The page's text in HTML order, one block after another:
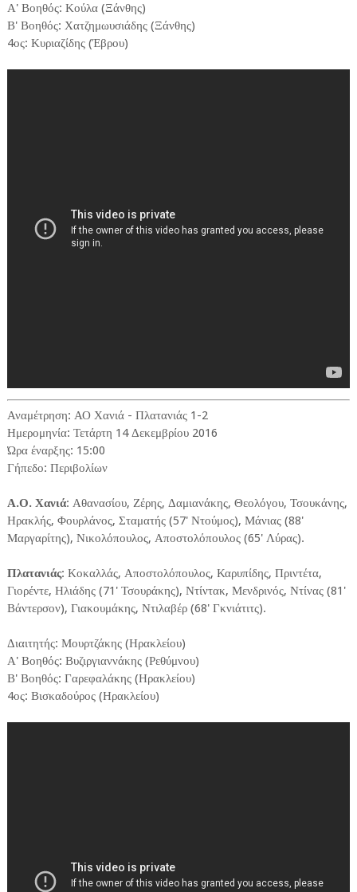
Α' Βοηθός: Κούλα (Ξάνθης)
Β' Βοηθός: Χατζημωυσιάδης (Ξάνθης)
4ος: Κυριαζίδης (Έβρου)
Αναμέτρηση: ΑΟ Χανιά - Πλατανιάς 1-2
Ημερομηνία: Τετάρτη 14 Δεκεμβρίου 2016
Ώρα έναρξης: 15:00
Γήπεδο: Περιβολίων
Α.Ο. Χανιά: Αθανασίου, Ζέρης, Δαμιανάκης, Θεολόγου, Τσουκάνης,
Ηρακλής, Φουρλάνος, Σταματής (57' Ντούμος), Μάνιας (88'
Μαργαρίτης), Νικολόπουλος, Αποστολόπουλος (65' Λύρας).
Πλατανιάς: Κοκαλλάς, Αποστολόπουλος, Καρυπίδης, Πριντέτα,
Γιορέντε, Ηλιάδης (71' Τσουράκης), Ντίντακ, Μενδρινός, Ντίνας (81'
Βάντερσον), Γιακουμάκης, Ντιλαβέρ (68' Γκνιάτιτς).
Διαιτητής: Μουρτζάκης (Ηρακλείου)
Α' Βοηθός: Βυζιργιαννάκης (Ρεθύμνου)
Β' Βοηθός: Γαρεφαλάκης (Ηρακλείου)
4ος: Βισκαδούρος (Ηρακλείου)